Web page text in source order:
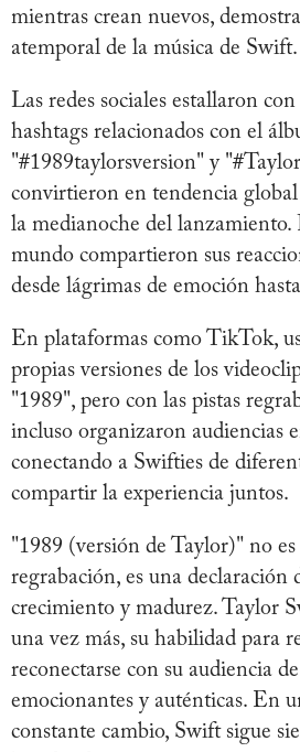
mientras crean nuevos,
atemporal de la música de Swift.
Las redes sociales estallaron
hashtags relacionados con el
"#1989taylorsversion" y
convirtieron en tendencia global
la medianoche del lanzamiento.
mundo compartieron sus
desde lágrimas de emoción
En plataformas como TikTok,
propias versiones de los
"1989", pero con las pistas
incluso organizaron audiencias
conectando a Swifties de
compartir la experiencia juntos.
"1989 (versión de Taylor)" no es
regrabación, es una declaración
crecimiento y madurez. Taylor
una vez más, su habilidad para
reconectarse con su audiencia
emocionantes y auténticas. En
constante cambio, Swift sigue